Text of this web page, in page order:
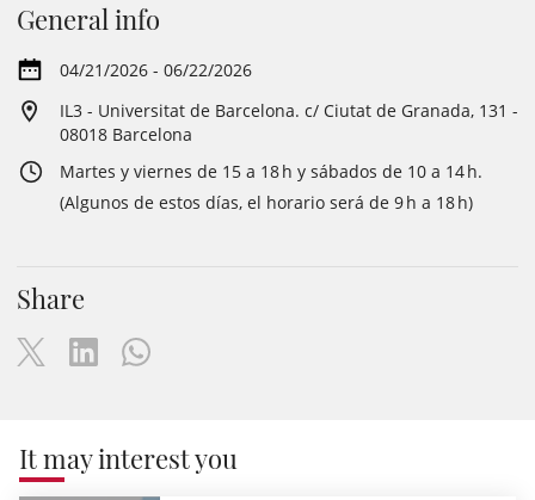
General info
04/21/2026 - 06/22/2026
IL3 - Universitat de Barcelona. c/ Ciutat de Granada, 131 -
08018 Barcelona
Martes y viernes de 15 a 18 h y sábados de 10 a 14 h.
(Algunos de estos días, el horario será de 9 h a 18 h)
Share
It may interest you